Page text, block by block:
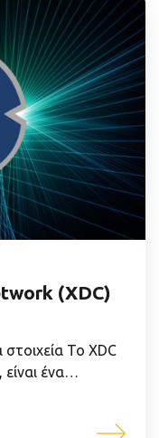
(XDC)
στοιχεία Το XDC
ένα…